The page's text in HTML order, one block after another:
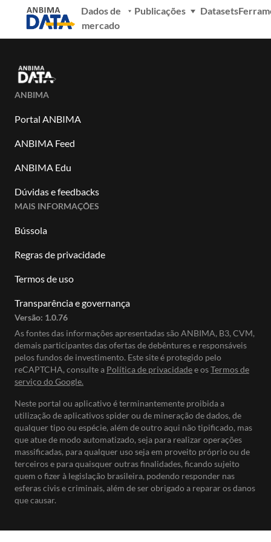
Dados de
mercado
Publicações Datasets
ANBIMA
Portal ANBIMA
ANBIMA Feed
ANBIMA Edu
Dúvidas e feedbacks
MAIS INFORMAÇÕES
Bússola
Regras de privacidade
Termos de uso
Transparência e governança
Versão: 1.0.76
As fontes das informações apresentadas são ANBIMA, B3, CVM,
demais participantes das ofertas de debêntures e responsáveis
pelos fundos de investimento. Este site é protegido pelo
reCAPTCHA, consulte a Política de privacidadee osTermos de
serviço do Google.
Neste portal ou aplicativo é terminantemente proibida a
utilização de aplicativos spider ou de mineração de dados, de
qualquer tipo ou espécie, além de outro aqui não tipificado, mas
que atue de modo automatizado, seja para realizar operações
massificadas, para qualquer uso seja em proveito próprio ou de
terceiros e para quaisquer outras finalidades, ficando sujeito
quem o fizer à legislação brasileira, podendo responder nas
esferas civis e criminais, além de ser obrigado a reparar os danos
que causar.